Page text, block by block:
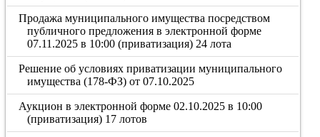
Продажа муниципального имущества посредством
публичного предложения в электронной форме
07.11.2025 в 10:00 (приватизация) 24 лота
Решение об условиях приватизации муниципального
имущества (178-ФЗ) от 07.10.2025
Аукцион в электронной форме 02.10.2025 в 10:00
(приватизация) 17 лотов